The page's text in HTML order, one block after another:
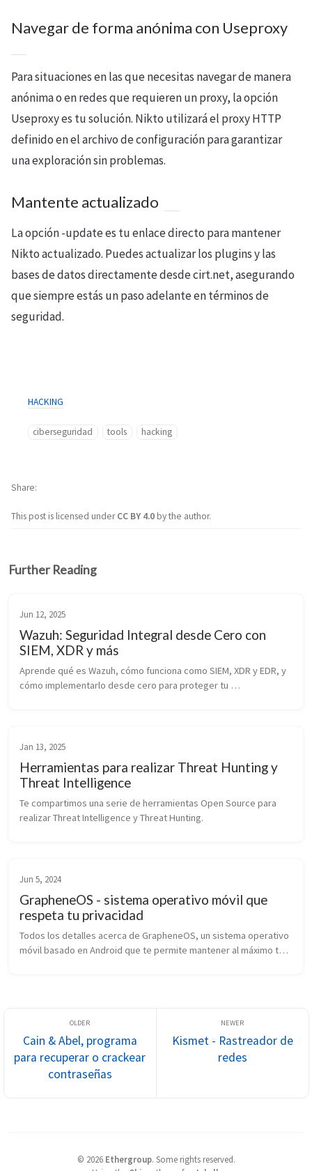
Navegar de forma anónima con Useproxy
Para situaciones en las que necesitas navegar de manera
anónima o en redes que requieren un proxy, la opción
Useproxy es tu solución. Nikto utilizará el proxy HTTP
definido en el archivo de configuración para garantizar
una exploración sin problemas.
Mantente actualizado
La opción -update es tu enlace directo para mantener
Nikto actualizado. Puedes actualizar los plugins y las
bases de datos directamente desde cirt.net, asegurando
que siempre estás un paso adelante en términos de
seguridad.
HACKING
ciberseguridad tools hacking
This post is licensed underCC BY 4.0by the author.
Share
Further Reading
Jun 12, 2025
Wazuh: Seguridad Integral desde Cero con
SIEM, XDR y más
Aprende qué es Wazuh, cómo funciona como SIEM, XDR y EDR, y
cómo implementarlo desde cero para proteger tu
Jan 13, 2025
Herramientas para realizar Threat Hunting y
Threat Intelligence
Te compartimos una serie de herramientas Open Source para
realizar Threat Intelligence y Threat Hunting.
Jun 5, 2024
GrapheneOS - sistema operativo móvil que
respeta tu privacidad
Todos los detalles acerca de GrapheneOS, un sistema operativo
móvil basado en Android que te permite mantener al máximo tu
Cain & Abel, programa
para recuperar o crackear
contraseñas
Kismet - Rastreador de
redes
© 2026 Ethergroup. Some rights reserved.